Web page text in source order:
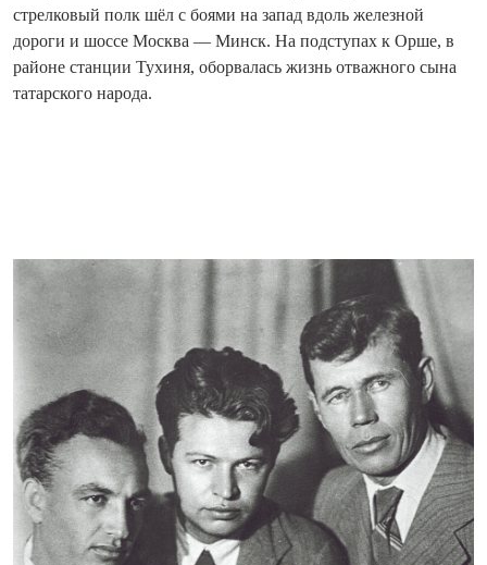
стрелковый полк шёл с боями на запад вдоль железной
дороги и шоссе Москва — Минск. На подступах к Орше, в
районе станции Тухиня, оборвалась жизнь отважного сына
татарского народа.